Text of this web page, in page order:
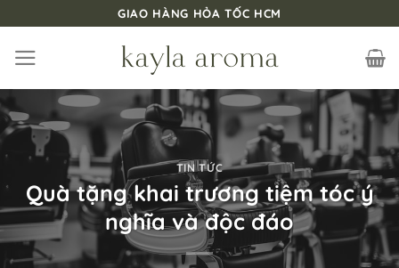
nội
dung
GIAO HÀNG HỎA TỐC HCM
TIN TỨC
Quà tặng khai trương tiệm tóc ý
nghĩa và độc đáo